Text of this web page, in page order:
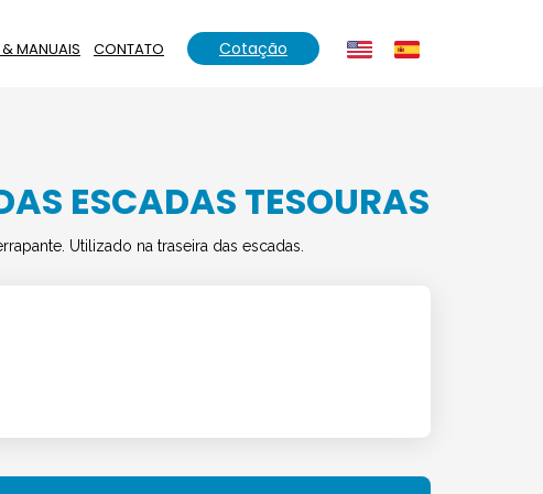
MANUAIS CONTATO Cotação
ESCADAS TESOURAS
Utilizado na traseira das escadas.